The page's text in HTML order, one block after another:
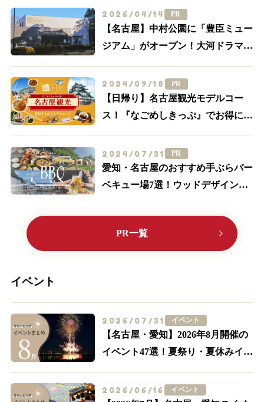
2026/04/14 PR
【名古屋】中村公園に「豊臣ミュー
ジアム」がオープン！大河ドラマ
トを一挙紹介
2024/09/18 PR
【日帰り】名古屋観光モデルコー
ス！『なごめしきっぷ』でお得にグ
2024/07/31 PR
愛知・名古屋のおすすめ手ぶらバー
ベキュー場7選！ウッドデザインパ
PR一覧
イベント
2026/07/31 イベント
【名古屋・愛知】2026年8月開催の
イベント47選！夏祭り・夏休みイベ
2026/06/16 イベント